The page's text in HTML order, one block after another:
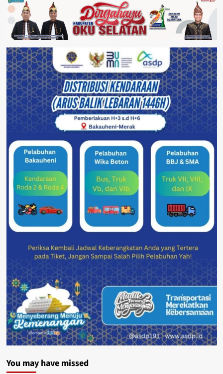
You may have missed